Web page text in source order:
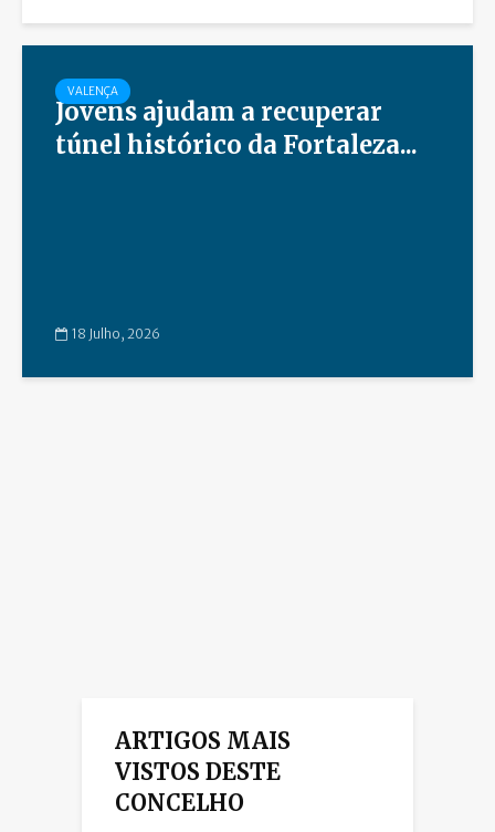
VALENÇA
Jovens ajudam a recuperar
túnel histórico da Fortaleza...
18 Julho, 2026
ARTIGOS MAIS
VISTOS DESTE
CONCELHO